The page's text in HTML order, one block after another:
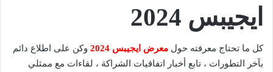
ايجيبس 2024
كل ما تحتاج معرفته حول معرض ايجيبس 2024
وكن على اطلاع دائم
بآخر التطورات ، تابع أخبار اتفاقيات الشراكة ، لقاءات مع ممثلي